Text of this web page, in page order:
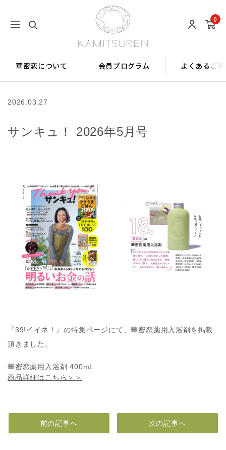
0
華密恋について 会員プログラム よくあるご
2026.03.27
サンキュ！ 2026年5月号
『39!イイネ！』の特集ページにて、華密恋薬用入浴剤を掲載
頂きました。
華密恋薬用入浴剤 400mL
商品詳細はこちら＞＞
前の記事へ 次の記事へ